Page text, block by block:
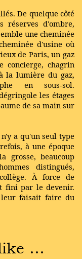
De quelque côté
réserves d'ombre,
une cheminée
d'usine où
de Paris, un gaz
concierge, chagrin
la lumière du gaz,
en sous-sol.
les étages
de sa main sur
a qu'un seul type
à une époque
grosse, beaucoup
distingués,
À force de
fini par le devenir.
faisait faire du
…